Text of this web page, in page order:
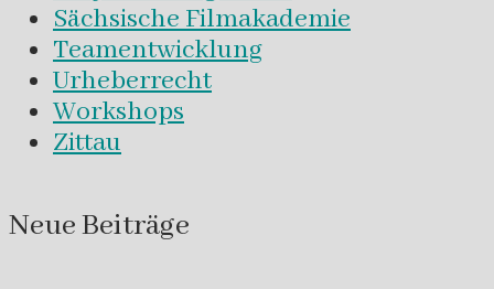
Sächsische Filmakademie
Teamentwicklung
Urheberrecht
Workshops
Zittau
Neue Beiträge